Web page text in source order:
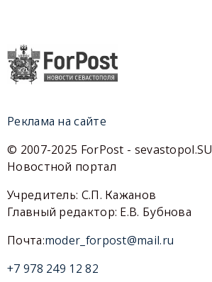
Реклама на сайте
© 2007-2025 ForPost - sevastopol.SU
Новостной портал
Учредитель: С.П. Кажанов
Главный редактор: Е.В. Бубнова
Почта:moder_forpost@mail.ru
+7 978 249 12 82